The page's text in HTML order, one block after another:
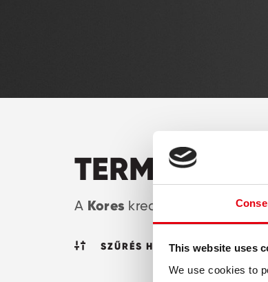
This website uses
We use cookies to
TERMÉKEK
A Kores kreativitásra
SZŰRÉS HOZZÁADÁSA